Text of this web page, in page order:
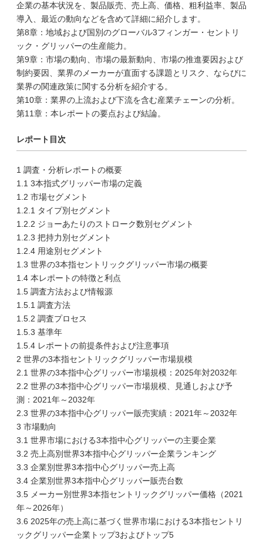
企業の基本状況を、製品販売、売上高、価格、粗利益率、製品
導入、最近の動向などを含めて詳細に紹介します。
第8章：地域および国別のグローバル3フィンガー・セントリ
ック・グリッパーの生産能力。
第9章：市場の動向、市場の最新動向、市場の推進要因および
制約要因、業界のメーカーが直面する課題とリスク、ならびに
業界の関連政策に関する分析を紹介する。
第10章：業界の上流および下流を含む産業チェーンの分析。
第11章：本レポートの要点および結論。
レポート目次
1 調査・分析レポートの概要
1.1 3本指式グリッパー市場の定義
1.2 市場セグメント
1.2.1 タイプ別セグメント
1.2.2 ジョーあたりのストローク数別セグメント
1.2.3 把持力別セグメント
1.2.4 用途別セグメント
1.3 世界の3本指セントリックグリッパー市場の概要
1.4 本レポートの特徴と利点
1.5 調査方法および情報源
1.5.1 調査方法
1.5.2 調査プロセス
1.5.3 基準年
1.5.4 レポートの前提条件および注意事項
2 世界の3本指セントリックグリッパー市場規模
2.1 世界の3本指中心グリッパー市場規模：2025年対2032年
2.2 世界の3本指中心グリッパー市場規模、見通しおよび予
測：2021年～2032年
2.3 世界の3本指中心グリッパー販売実績：2021年～2032年
3 市場動向
3.1 世界市場における3本指中心グリッパーの主要企業
3.2 売上高別世界3本指中心グリッパー企業ランキング
3.3 企業別世界3本指中心グリッパー売上高
3.4 企業別世界3本指中心グリッパー販売台数
3.5 メーカー別世界3本指セントリックグリッパー価格（2021
年～2026年）
3.6 2025年の売上高に基づく世界市場における3本指セントリ
ックグリッパー企業トップ3およびトップ5